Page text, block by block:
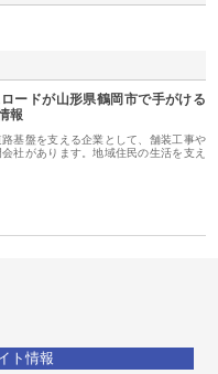
ードが山形県鶴岡市で手がける
報
基盤を支える企業として、舗装工事や
社があります。地域住民の生活を支え
ト情報